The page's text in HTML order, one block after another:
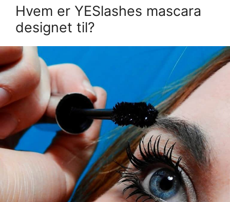
Hvem er YESlashes mascara
designet til?